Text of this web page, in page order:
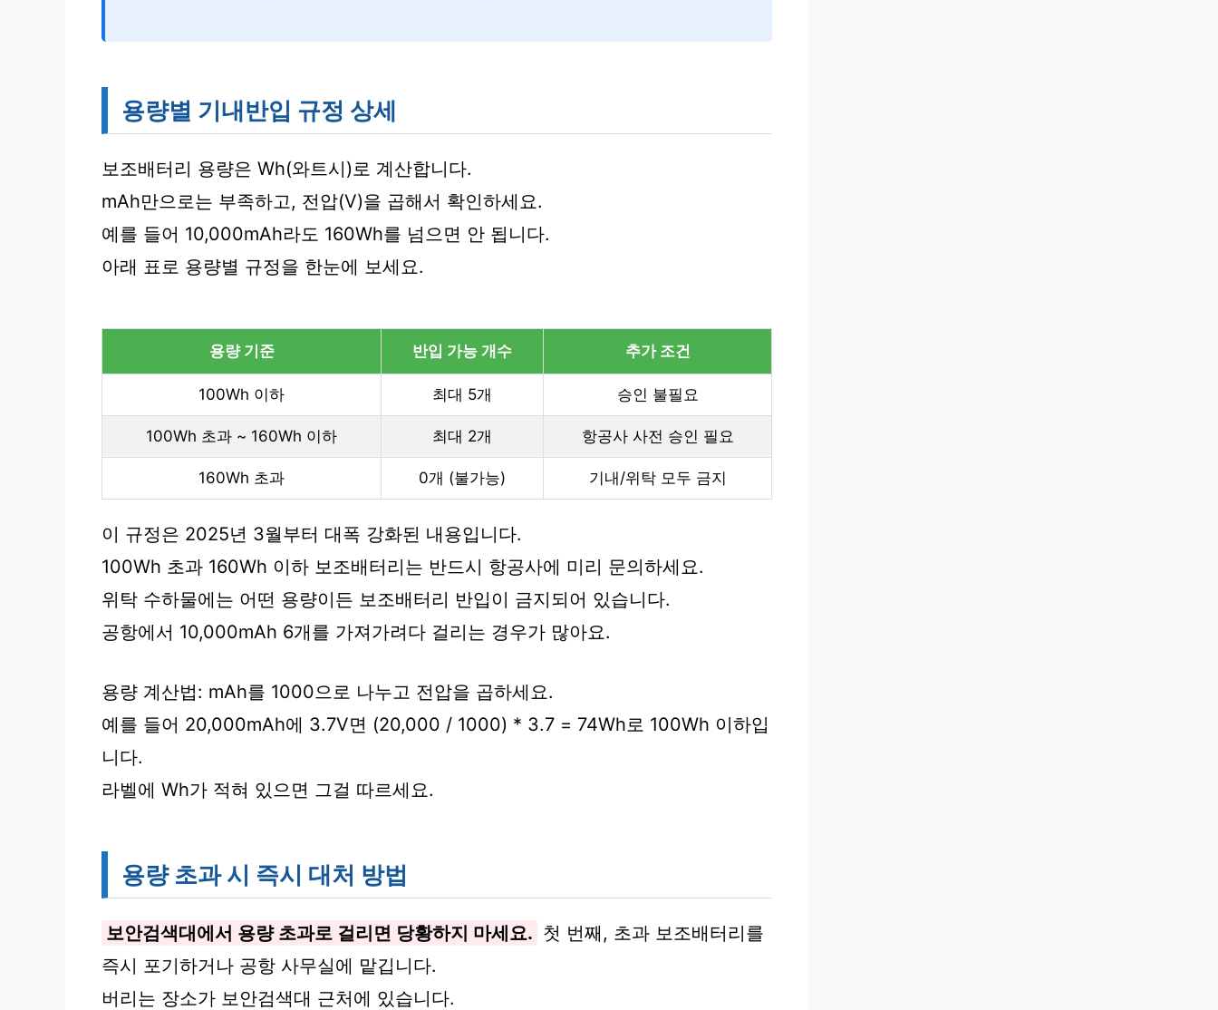
용량별 기내반입 규정 상세
보조배터리 용량은 Wh(와트시)로 계산합니다.
mAh만으로는 부족하고, 전압(V)을 곱해서 확인하세요.
예를 들어 10,000mAh라도 160Wh를 넘으면 안 됩니다.
아래 표로 용량별 규정을 한눈에 보세요.
용량 기준 반입 가능 개수 추가 조건
100Wh 이하 최대 5개 승인 불필요
100Wh 초과 ~ 160Wh 이하 최대 2개 항공사 사전 승인 필요
160Wh 초과 0개 (불가능) 기내/위탁 모두 금지
이 규정은 2025년 3월부터 대폭 강화된 내용입니다.
100Wh 초과 160Wh 이하 보조배터리는 반드시 항공사에 미리 문의하세요.
위탁 수하물에는 어떤 용량이든 보조배터리 반입이 금지되어 있습니다.
공항에서 10,000mAh 6개를 가져가려다 걸리는 경우가 많아요.
용량 계산법: mAh를 1000으로 나누고 전압을 곱하세요.
예를 들어 20,000mAh에 3.7V면 (20,000 / 1000) * 3.7 = 74Wh로 100Wh 이하입
니다.
라벨에 Wh가 적혀 있으면 그걸 따르세요.
용량 초과 시 즉시 대처 방법
보안검색대에서 용량 초과로 걸리면 당황하지 마세요. 첫 번째, 초과 보조배터리를
즉시 포기하거나 공항 사무실에 맡깁니다.
버리는 장소가 보안검색대 근처에 있습니다.